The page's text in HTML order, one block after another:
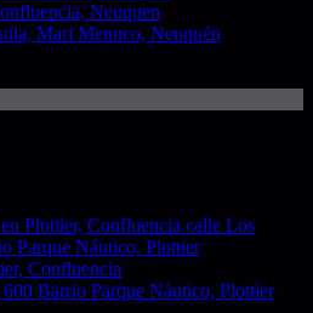
Neuquen
Mari Menuco, Neuquén
Confluencia
Barrio Parque Náutico, Plottier